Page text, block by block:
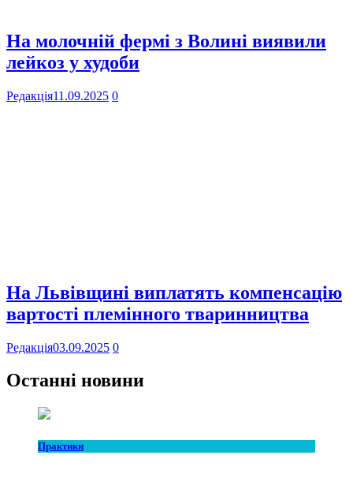
На молочній фермі з Волині виявили
лейкоз у худоби
Редакція11.09.2025 0
На Львівщині виплатять компенсацію
вартості племінного тваринництва
Редакція03.09.2025 0
Останні новини
Практики